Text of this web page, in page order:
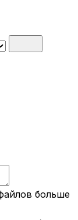
и
в
больше